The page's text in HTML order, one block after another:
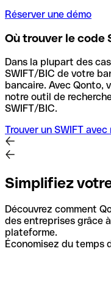
Réserver une démo
Où trouver le code
Dans la plupart des
SWIFT/BIC de votre
bancaire. Avec Qonto,
notre outil de
SWIFT/BIC.
Trouver un SWIFT
Simplifiez
Découvrez comment
des entreprises grâce
plateforme.
Économisez du temps